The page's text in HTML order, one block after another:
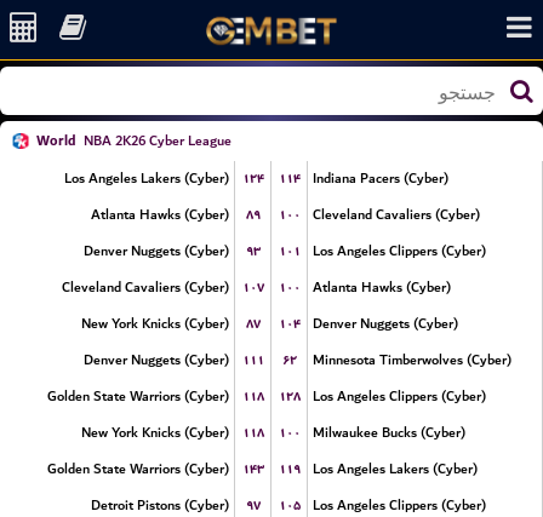
World NBA 2K26 Cyber League
Los Angeles Lakers (Cyber)
۱۲۴ ۱۱۴
Indiana Pacers (Cyber)
Atlanta Hawks (Cyber)
۸۹ ۱۰۰
Cleveland Cavaliers (Cyber)
Denver Nuggets (Cyber)
۹۳ ۱۰۱
Los Angeles Clippers (Cyber)
Cleveland Cavaliers (Cyber)
۱۰۷ ۱۰۰
Atlanta Hawks (Cyber)
New York Knicks (Cyber)
۸۷ ۱۰۴
Denver Nuggets (Cyber)
Denver Nuggets (Cyber)
۱۱۱ ۶۲
Minnesota Timberwolves (Cyber)
Golden State Warriors (Cyber)
۱۱۸ ۱۲۸
Los Angeles Clippers (Cyber)
New York Knicks (Cyber)
۱۱۸ ۱۰۰
Milwaukee Bucks (Cyber)
Golden State Warriors (Cyber)
۱۴۳ ۱۱۹
Los Angeles Lakers (Cyber)
Detroit Pistons (Cyber)
۹۷ ۱۰۵
Los Angeles Clippers (Cyber)